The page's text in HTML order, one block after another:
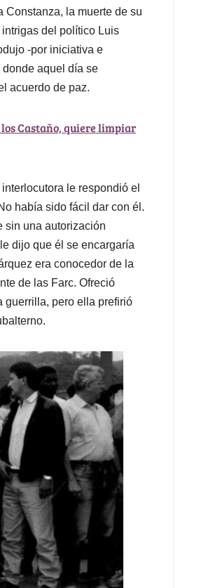
Constanza, la muerte de su
del político Luis
-por iniciativa e
aquel día se
acuerdo de paz.
los Castaño, quiere limpiar
le respondió el
había sido fácil dar con él.
sin una autorización
dijo que él se encargaría
era conocedor de la
de las Farc. Ofreció
guerrilla, pero ella prefirió